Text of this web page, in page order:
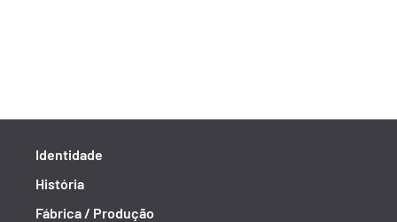
Identidade
História
Fábrica / Produção